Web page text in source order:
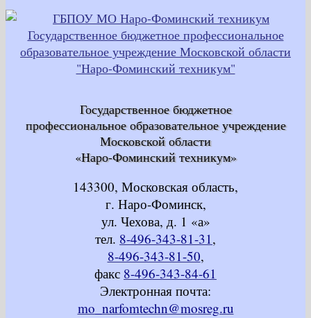
Государственное бюджетное
профессиональное образовательное учреждение
Московской области
«Наро-Фоминский техникум»
143300, Московская область,
г. Наро-Фоминск,
ул. Чехова, д. 1 «а»
тел. 8-496-343-81-31,
8-496-343-81-50,
факс 8-496-343-84-61
Электронная почта:
mo_narfomtechn@mosreg.ru